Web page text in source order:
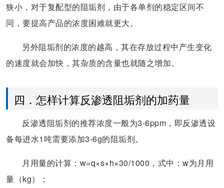
狭小，对于复配型的阻垢剂，由于各单剂的稳定区间不
同，要提高产品的浓度困难就更大。
另外阻垢剂的浓度的越高，其在存放过程中产生变化
的速度就会加快，其杂质的含量也就随之增加。
四．怎样计算反渗透阻垢剂的加药量
反渗透阻垢剂的推荐浓度一般为3-6ppm，即反渗透设
备每进水1吨需要添加3-6g的阻垢剂。
月用量的计算：w=q×s×h×30/1000，式中：w为月用
量（kg）；